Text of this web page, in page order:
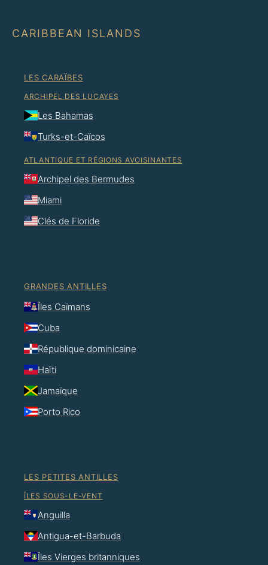
CARIBBEAN ISLANDS
LES CARAÏBES
ARCHIPEL DES LUCAYES
Les Bahamas
Turks-et-Caïcos
ATLANTIQUE ET RÉGIONS AVOISINANTES
Archipel des Bermudes
Miami
Clés de Floride
GRANDES ANTILLES
Îles Caïmans
Cuba
République dominicaine
Haïti
Jamaïque
Porto Rico
LES PETITES ANTILLES
ÎLES SOUS-LE-VENT
Anguilla
Antigua-et-Barbuda
Îles Vierges britanniques